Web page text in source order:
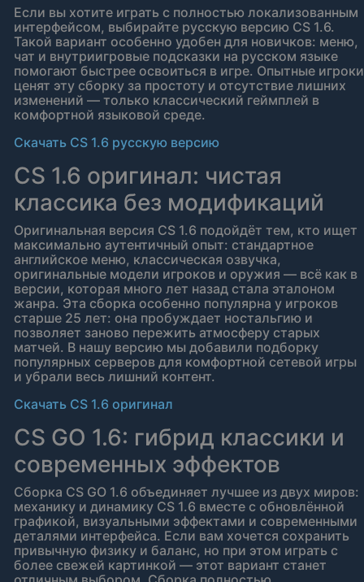
Если вы хотите играть с полностью локализованным
интерфейсом, выбирайте русскую версию CS 1.6.
Такой вариант особенно удобен для новичков: меню,
чат и внутриигровые подсказки на русском языке
помогают быстрее освоиться в игре. Опытные игроки
ценят эту сборку за простоту и отсутствие лишних
изменений — только классический геймплей в
комфортной языковой среде.
Скачать CS 1.6 русскую версию
CS 1.6 оригинал: чистая
классика без модификаций
Оригинальная версия CS 1.6 подойдёт тем, кто ищет
максимально аутентичный опыт: стандартное
английское меню, классическая озвучка,
оригинальные модели игроков и оружия — всё как в
версии, которая много лет назад стала эталоном
жанра. Эта сборка особенно популярна у игроков
старше 25 лет: она пробуждает ностальгию и
позволяет заново пережить атмосферу старых
матчей. В нашу версию мы добавили подборку
популярных серверов для комфортной сетевой игры
и убрали весь лишний контент.
Скачать CS 1.6 оригинал
CS GO 1.6: гибрид классики и
современных эффектов
Сборка CS GO 1.6 объединяет лучшее из двух миров:
механику и динамику CS 1.6 вместе с обновлённой
графикой, визуальными эффектами и современными
деталями интерфейса. Если вам хочется сохранить
привычную физику и баланс, но при этом играть с
более свежей картинкой — этот вариант станет